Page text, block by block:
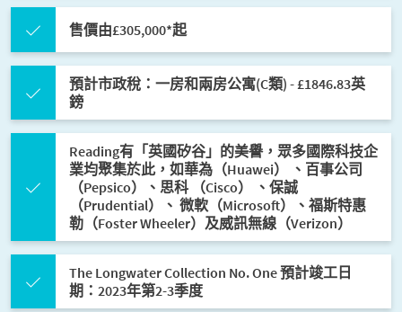
售價由£305,000*起
預計市政稅：一房和兩房公寓(C類) - £1846.83英
鎊
Reading有「英國矽谷」的美譽，眾多國際科技企
業均聚集於此，如華為（Huawei） 、百事公司
（Pepsico）、思科 （Cisco） 、保誠
（Prudential）、 微軟（Microsoft）、福斯特惠
勒（Foster Wheeler）及威訊無線（Verizon）
The Longwater Collection No. One 預計竣工日
期：2023年第2-3季度